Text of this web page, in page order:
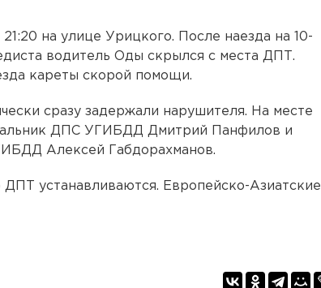
на улице Урицкого. После наезда на 10-
водитель Оды скрылся с места ДПТ.
кареты скорой помощи.
сразу задержали нарушителя. На месте
ДПС УГИБДД Дмитрий Панфилов и
Алексей Габдорахманов.
ДПТ устанавливаются. Европейско-Азиатские